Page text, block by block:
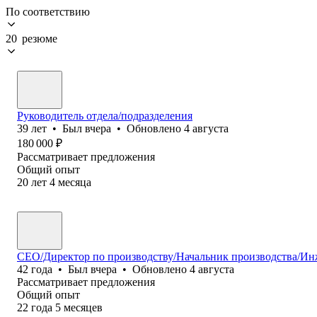
По соответствию
20 резюме
Руководитель отдела/подразделения
39 лет • Был вчера • Обновлено 4 августа
180 000 ₽
Рассматривает предложения
Общий опыт
20 лет 4 месяца
СЕО/Директор по производству/Начальник производства/
42 года • Был вчера • Обновлено 4 августа
Рассматривает предложения
Общий опыт
22 года 5 месяцев